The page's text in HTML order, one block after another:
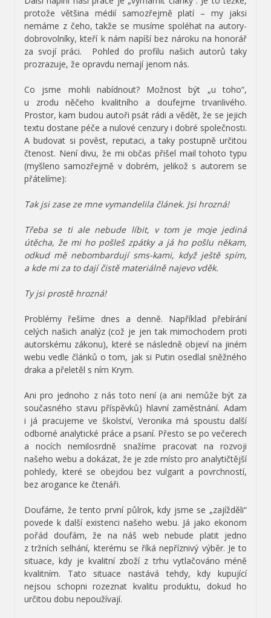
protože většina médií samozřejmě platí – my jaksi
nemáme z čeho, takže se musíme spoléhat na autory-
dobrovolníky, kteří k nám napíší bez nároku na honorář
za svojí práci. Pohled do profilu našich autorů taky
prozrazuje, že opravdu nemají jenom nás.
Co jsme mohli nabídnout? Možnost být „u toho“,
u zrodu něčeho kvalitního a doufejme trvanlivého.
Prostor, kam budou autoři psát rádi a vědět, že se jejich
textu dostane péče a nulové cenzury i dobré společnosti.
A budovat si pověst, reputaci, a taky postupně určitou
čtenost. Není divu, že mi občas přišel mail tohoto typu
(myšleno samozřejmě v dobrém, jelikož s autorem se
přátelíme):
Tak jsi zase ze mne vymandelila článek. Jsi hrozná!
Třeba se ti ale nebude líbit, v tom je moje jediná
útěcha, že mi ho pošleš zpátky a já ho pošlu někam,
odkud mě nebombardují sms-kami, když ještě spím,
a kde mi za to dají čistě materiálně najevo vděk.
Ty jsi prostě hrozná!
Problémy řešíme dnes a denně. Například přebírání
celých našich analýz (což je jen tak mimochodem proti
autorskému zákonu), které se následně objeví na jiném
webu vedle článků o tom, jak si Putin osedlal sněžného
draka a přeletěl s ním Krym.
Ani pro jednoho z nás toto není (a ani nemůže být za
současného stavu příspěvků) hlavní zaměstnání. Adam
i já pracujeme ve školství, Veronika má spoustu další
odborné analytické práce a psaní. Přesto se po večerech
a nocích nemilosrdně snažíme pracovat na rozvoji
našeho webu a dokázat, že je zde místo pro analytičtější
pohledy, které se obejdou bez vulgarit a povrchností,
bez arogance ke čtenáři.
Doufáme, že tento první půlrok, kdy jsme se „zajížděli“
povede k další existenci našeho webu. Já jako ekonom
pořád doufám, že na náš web nebude platit jedno
z tržních selhání, kterému se říká nepříznivý výběr. Je to
situace, kdy je kvalitní zboží z trhu vytlačováno méně
kvalitním. Tato situace nastává tehdy, kdy kupující
nejsou schopni rozeznat kvalitu produktu, dokud ho
určitou dobu nepoužívají.